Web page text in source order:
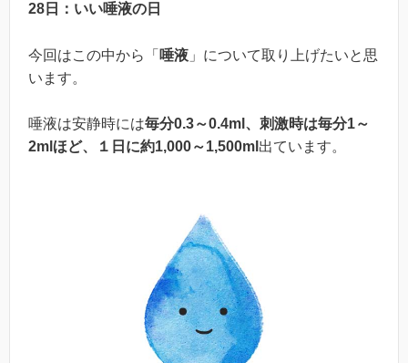
28日：いい唾液の日
今回はこの中から「 唾液 」について取り上げたいと思
います。
唾液は安静時には毎分0.3～0.4ml、刺激時は毎分1～
2mlほど、１日に約1,000～1,500ml 出ています。